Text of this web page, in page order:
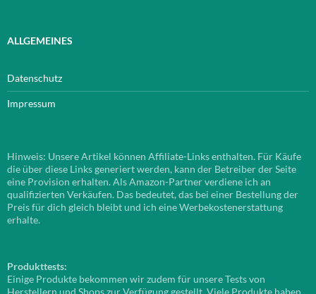
ALLGEMEINES
Datenschutz
Impressum
Hinweis: Unsere Artikel können Affiliate-Links enthalten. Für Käufe
die über diese Links generiert werden, kann der Betreiber der Seite
eine Provision erhalten. Als Amazon-Partner verdiene ich an
qualifizierten Verkäufen. Das bedeutet, das bei einer Bestellung der
Preis für dich gleich bleibt und ich eine Werbekostenerstattung
erhalte.
Produkttests:
Einige Produkte bekommen wir zudem für unsere Tests von